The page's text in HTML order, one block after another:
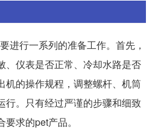
进行一系列的准备工作。首先，
、仪表是否正常、冷却水路是否
机的操作规程，调整螺杆、机筒
行。只有经过严谨的步骤和细致
求的pet产品。